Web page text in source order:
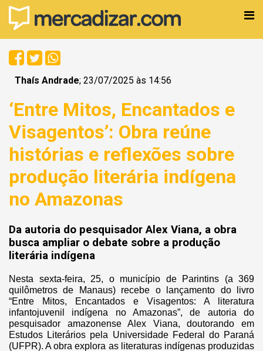
Thaís Andrade; 23/07/2025 às 14:56
‘Entre Mitos, Encantados e
Visagentos’: Obra reúne
histórias e reflexões sobre
produção literária indígena
no Amazonas
Da autoria do pesquisador Alex Viana, a obra
busca ampliar o debate sobre a produção
literária indígena
Nesta sexta-feira, 25, o município de Parintins (a 369
quilômetros de Manaus) recebe o lançamento do livro
“Entre Mitos, Encantados e Visagentos: A literatura
infantojuvenil indígena no Amazonas”, de autoria do
pesquisador amazonense Alex Viana, doutorando em
Estudos Literários pela Universidade Federal do Paraná
(UFPR). A obra explora as literaturas indígenas produzidas